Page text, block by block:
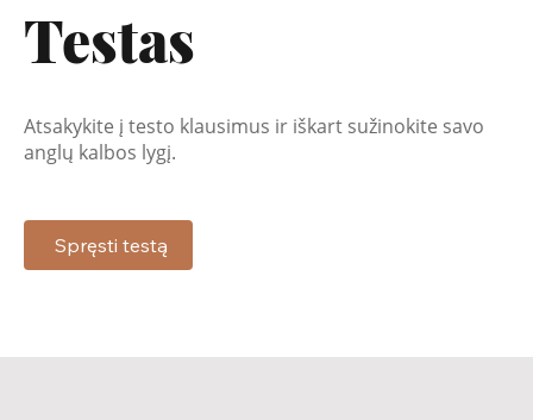
Testas
Atsakykite į testo klausimus ir iškart sužinokite savo
anglų kalbos lygį.
Spręsti testą